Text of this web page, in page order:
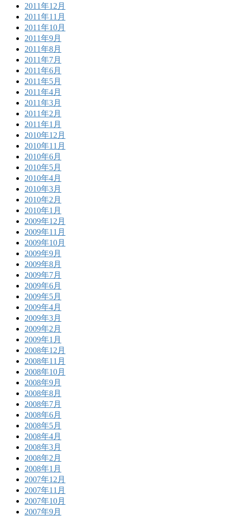
2011年12月
2011年11月
2011年10月
2011年9月
2011年8月
2011年7月
2011年6月
2011年5月
2011年4月
2011年3月
2011年2月
2011年1月
2010年12月
2010年11月
2010年6月
2010年5月
2010年4月
2010年3月
2010年2月
2010年1月
2009年12月
2009年11月
2009年10月
2009年9月
2009年8月
2009年7月
2009年6月
2009年5月
2009年4月
2009年3月
2009年2月
2009年1月
2008年12月
2008年11月
2008年10月
2008年9月
2008年8月
2008年7月
2008年6月
2008年5月
2008年4月
2008年3月
2008年2月
2008年1月
2007年12月
2007年11月
2007年10月
2007年9月